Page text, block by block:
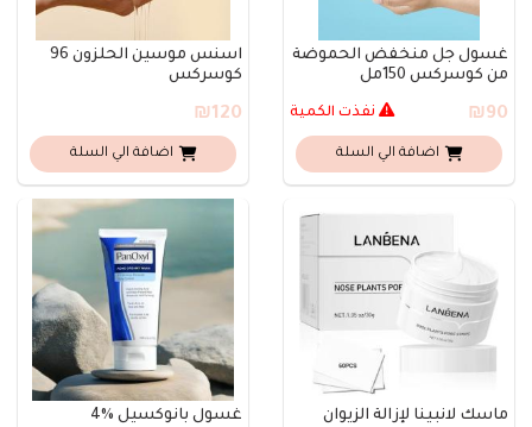
غسول جل منخفض الحموضة
من كوسركس 150مل
₪90 نفذت الكمية
اضافة الي السلة
اسنس موسين الحلزون 96
كوسركس
₪120
اضافة الي السلة
ماسك لانبينا لإزالة الزيوان غسول بانوكسيل %4